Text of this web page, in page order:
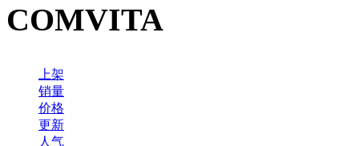
COMVITA
上架
销量
价格
更新
人气